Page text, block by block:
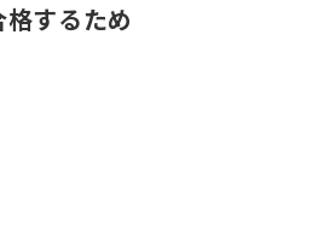
するため